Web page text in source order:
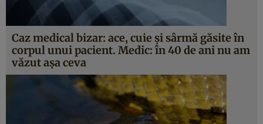
Caz medical bizar: ace, cuie şi sârmă găsite în
corpul unui pacient. Medic: în 40 de ani nu am
văzut aşa ceva